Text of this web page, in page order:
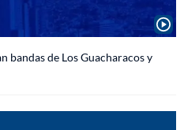
bandas de Los Guacharacos y